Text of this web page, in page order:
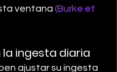
ventana (Burke et
la ingesta diaria
ajustar su ingesta